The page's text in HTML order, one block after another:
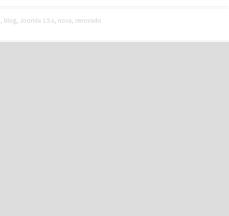
, blog, Joomla 1.5.x, nova, renovado